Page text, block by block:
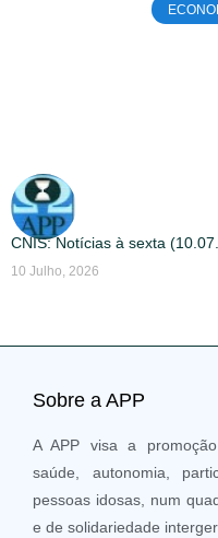
CNIS: Notícias à sexta
10 Julho, 2026
Sobre a APP
A APP visa a
saúde, autonomia,
pessoas idosas, num
e de solidariedade